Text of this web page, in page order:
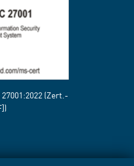
(Zert.-